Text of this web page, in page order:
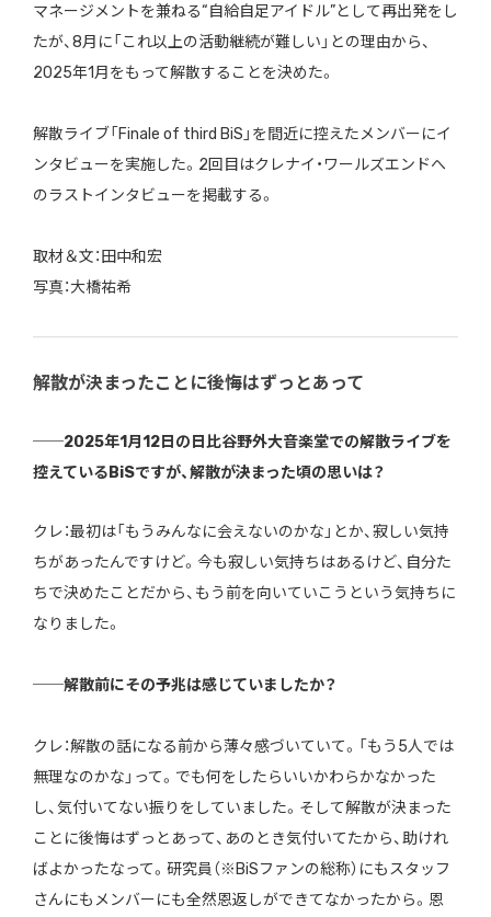
マネージメントを兼ねる“自給自足アイドル”として再出発をし
たが、8月に「これ以上の活動継続が難しい」との理由から、
2025年1月をもって解散することを決めた。
解散ライブ「Finale of third BiS」を間近に控えたメンバーにイ
ンタビューを実施した。2回目はクレナイ・ワールズエンドへ
のラストインタビューを掲載する。
取材＆文：田中和宏
写真：大橋祐希
解散が決まったことに後悔はずっとあって
──2025年1月12日の日比谷野外大音楽堂での解散ライブを
控えているBiSですが、解散が決まった頃の思いは？
クレ：最初は「もうみんなに会えないのかな」とか、寂しい気持
ちがあったんですけど。今も寂しい気持ちはあるけど、自分た
ちで決めたことだから、もう前を向いていこうという気持ちに
なりました。
──解散前にその予兆は感じていましたか？
クレ：解散の話になる前から薄々感づいていて。「もう5人では
無理なのかな」って。でも何をしたらいいかわらかなかった
し、気付いてない振りをしていました。そして解散が決まった
ことに後悔はずっとあって、あのとき気付いてたから、助けれ
ばよかったなって。研究員（※BiSファンの総称）にもスタッフ
さんにもメンバーにも全然恩返しができてなかったから。恩